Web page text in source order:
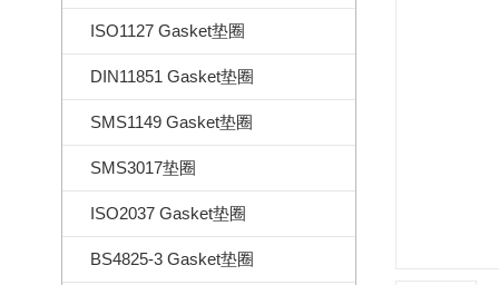
ISO1127 Gasket垫圈
DIN11851 Gasket垫圈
SMS1149 Gasket垫圈
SMS3017垫圈
ISO2037 Gasket垫圈
BS4825-3 Gasket垫圈